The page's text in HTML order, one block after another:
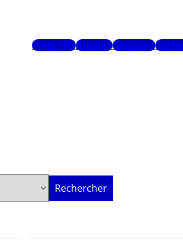
Mots-clésAuteursGlossaire
Rechercher